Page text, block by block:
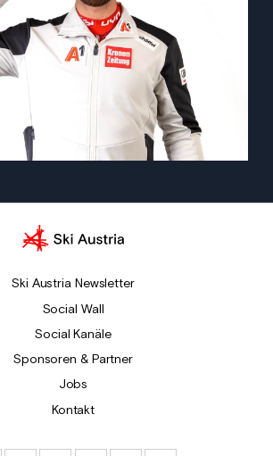
Ski Austria Newsletter
Social Wall
Social Kanäle
Sponsoren & Partner
Jobs
Kontakt